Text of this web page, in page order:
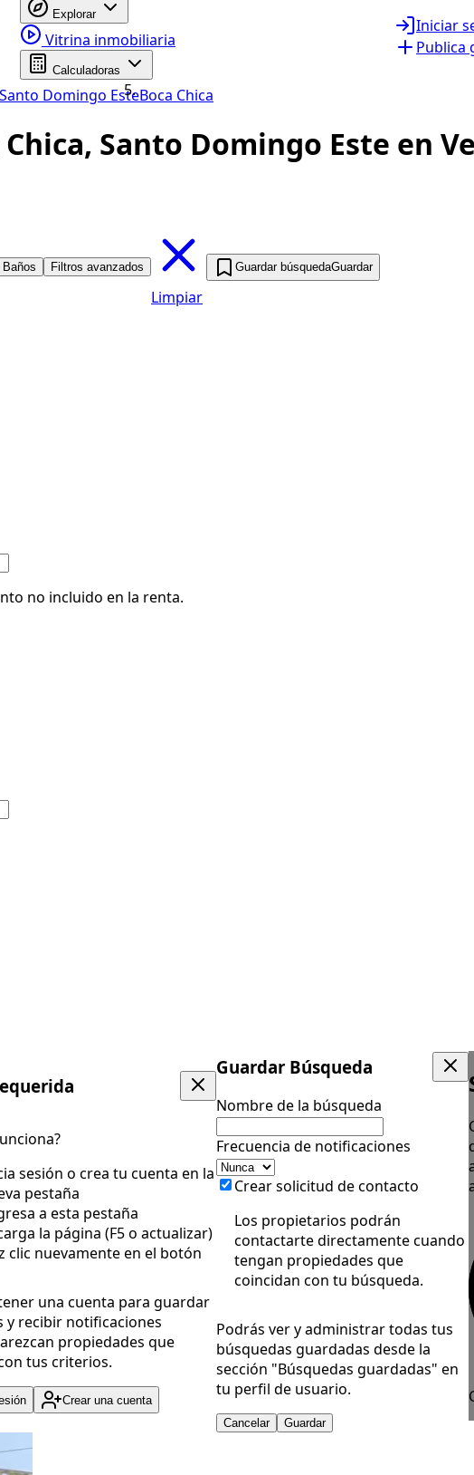
Explorar
Vitrina inmobiliaria
Calculadoras
Iniciar
Publica
Santo Domingo EsteBoca Chica
Santo Domingo Este en
Baños Filtros avanzados
Limpiar
Guardar búsquedaGuardar
no incluido en la renta.
sesión o crea tu cuenta en la
pestaña
a esta pestaña
la página (F5 o actualizar)
clic nuevamente en el botón
una cuenta para guardar
y recibir notificaciones
propiedades que
tus criterios.
Crear una cuenta
Guardar Búsqueda
Nombre de la búsqueda
Frecuencia de notificaciones
Crear solicitud de contacto
Los propietarios podrán
contactarte directamente cuando
tengan propiedades que
coincidan con tu búsqueda.
Podrás ver y administrar todas tus
búsquedas guardadas desde la
sección "Búsquedas guardadas" en
tu perfil de usuario.
Cancelar Guardar